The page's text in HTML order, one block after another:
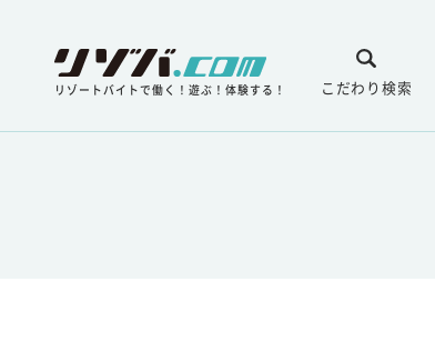
リゾートバイトで働く！遊ぶ！体験する！ こだわり検索